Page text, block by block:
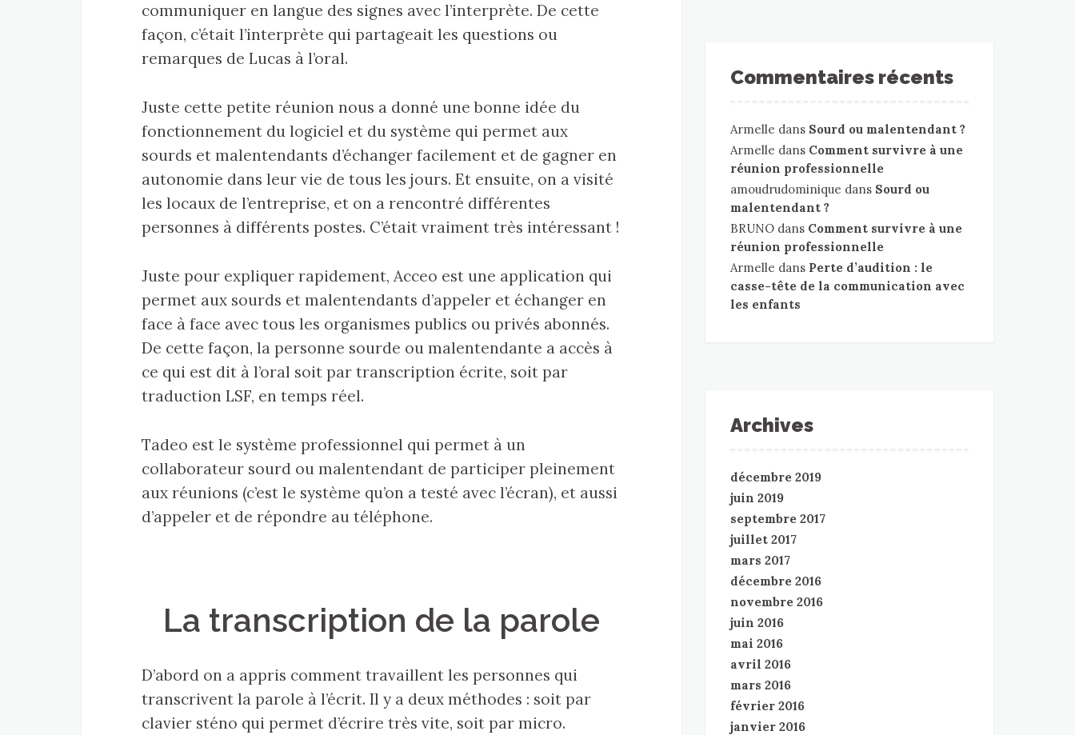
communiquer en langue des signes avec l’interprète. De cette
façon, c’était l’interprète qui partageait les questions ou
remarques de Lucas à l’oral.
Juste cette petite réunion nous a donné une bonne idée du
fonctionnement du logiciel et du système qui permet aux
sourds et malentendants d’échanger facilement et de gagner en
autonomie dans leur vie de tous les jours. Et ensuite, on a visité
les locaux de l’entreprise, et on a rencontré différentes
personnes à différents postes. C’était vraiment très intéressant !
Juste pour expliquer rapidement, Acceo est une application qui
permet aux sourds et malentendants d’appeler et échanger en
face à face avec tous les organismes publics ou privés abonnés.
De cette façon, la personne sourde ou malentendante a accès à
ce qui est dit à l’oral soit par transcription écrite, soit par
traduction LSF, en temps réel.
Tadeo est le système professionnel qui permet à un
collaborateur sourd ou malentendant de participer pleinement
aux réunions (c’est le système qu’on a testé avec l’écran), et aussi
d’appeler et de répondre au téléphone.
La transcription de la parole
D’abord on a appris comment travaillent les personnes qui
transcrivent la parole à l’écrit. Il y a deux méthodes : soit par
clavier sténo qui permet d’écrire très vite, soit par micro.
Commentaires récents
Armelle dans Sourd ou malentendant ?
Armelle dans Comment survivre à une
réunion professionnelle
amoudrudominique dans Sourd ou
malentendant ?
BRUNO dans Comment survivre à une
réunion professionnelle
Armelle dans Perte d’audition : le
casse-tête de la communication avec
les enfants
Archives
décembre 2019
juin 2019
septembre 2017
juillet 2017
mars 2017
décembre 2016
novembre 2016
juin 2016
mai 2016
avril 2016
mars 2016
février 2016
janvier 2016